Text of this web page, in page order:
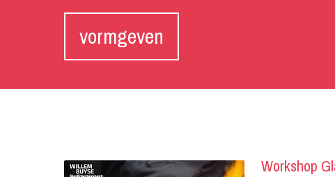
vormgeven
Workshop